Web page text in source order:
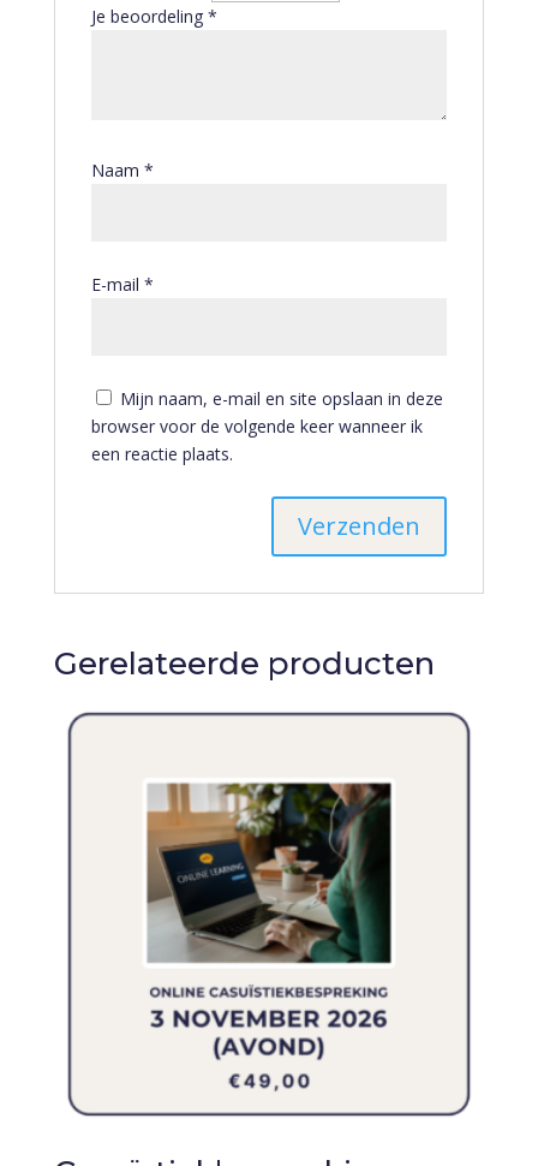
Je beoordeling *
Naam *
E-mail *
Mijn naam, e-mail en site opslaan in deze
browser voor de volgende keer wanneer ik
een reactie plaats.
Gerelateerde producten